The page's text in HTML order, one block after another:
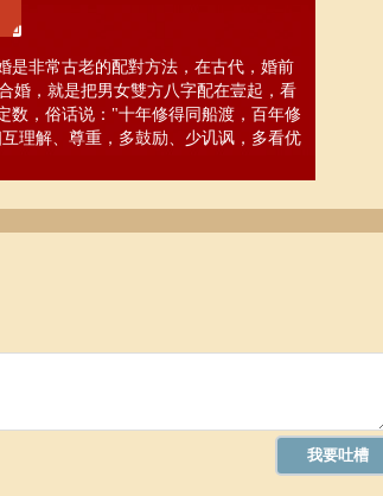
是非常古老的配對方法，在古代，婚前
婚，就是把男女雙方八字配在壹起，看
数，俗话说："十年修得同船渡，百年修
理解、尊重，多鼓励、少讥讽，多看优